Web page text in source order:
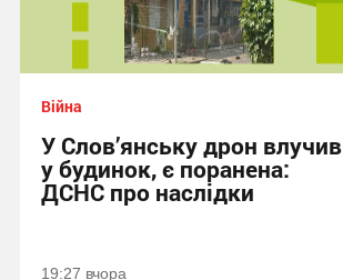
Війна
У Слов’янську дрон влучив
у будинок, є поранена:
ДСНС про наслідки
19:27 вчора